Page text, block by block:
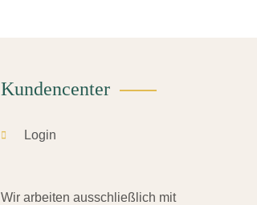
Kundencenter
Login
Wir arbeiten ausschließlich mit